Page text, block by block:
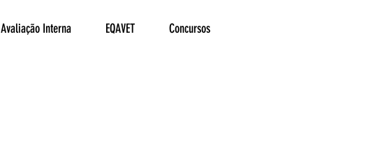
Avaliação Interna EQAVET Concursos